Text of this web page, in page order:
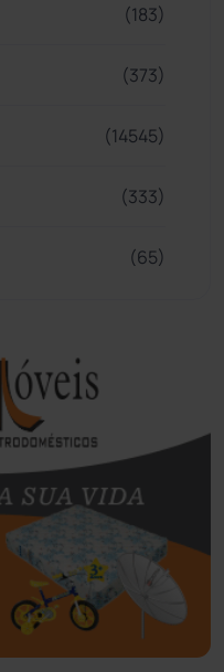
(183)
(373)
(14545)
(333)
(65)
(72)
(7680)
(31955)